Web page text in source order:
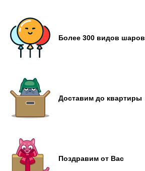
Более 300 видов шаров
Доставим до квартиры
Поздравим от Вас